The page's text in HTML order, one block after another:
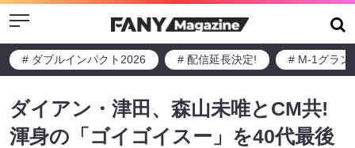
Menu
# ダブルインパクト2026 # 配信延長決定! # M-1グラン
ダイアン・津田、森山未唯とCM共!
渾身の「ゴイゴイスー」を40代最後